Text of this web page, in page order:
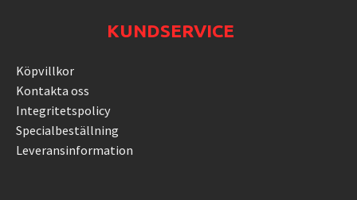
KUNDSERVICE
Köpvillkor
Kontakta oss
Integritetspolicy
Specialbeställning
Leveransinformation